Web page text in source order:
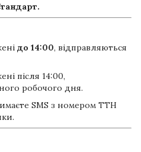
до 14:00, відправляються
після 14:00,
робочого дня.
SMS з номером ТТН